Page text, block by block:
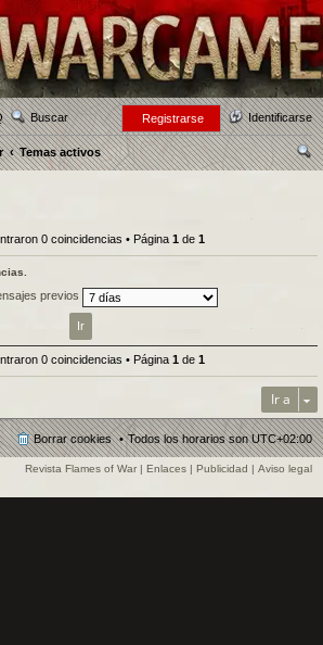
Buscar Identificarse
Registrarse
Temas activos
0 coincidencias • Página 1de 1
previos
0 coincidencias • Página 1de 1
Ir a
Todos los horarios sonUTC+02:00
Borrar cookies
Revista Flames of War | Enlaces | Publicidad | Aviso legal